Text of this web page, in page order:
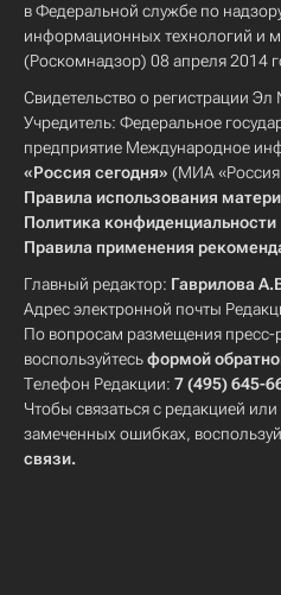
в Федеральной службе по
информационных технологий и
(Роскомнадзор) 08 апреля 2014
Свидетельство о регистрации
Учредитель: Федеральное
предприятие Международное
«Россия сегодня» (МИА «Россия
Правила использования
Политика конфиденциальности
Правила применения
Главный редактор: Гаврилова
Адрес электронной почты
По вопросам размещения пресс-
воспользуйтесьформой
Телефон Редакции: 7 (495) 645-
Чтобы связаться с редакцией
замеченных ошибках,
связи.